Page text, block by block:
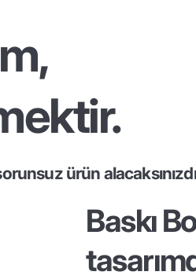
ürün
Baskı